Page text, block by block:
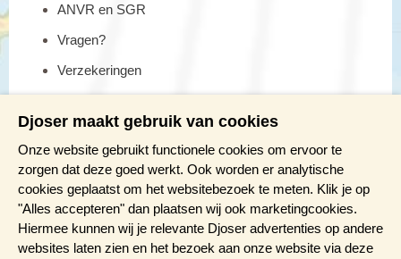
ANVR en SGR
Vragen?
Verzekeringen
Meer weten?
Brochure aanvragen
Presentaties en Infodagen
Aanmelden nieuwsbrief
Djoser maakt gebruik van cookies
Onze website gebruikt functionele cookies om ervoor te
zorgen dat deze goed werkt. Ook worden er analytische
cookies geplaatst om het websitebezoek te meten. Klik je op
"Alles accepteren" dan plaatsen wij ook marketingcookies.
Hiermee kunnen wij je relevante Djoser advertenties op andere
websites laten zien en het bezoek aan onze website via deze